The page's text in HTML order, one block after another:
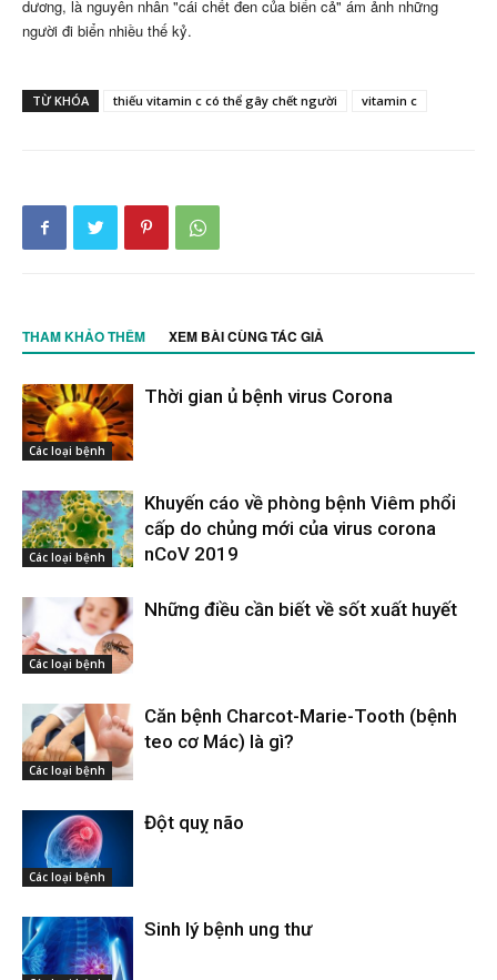
dương, là nguyên nhân "cái chết đen của biển cả" ám ảnh những
người đi biển nhiều thế kỷ.
TỪ KHÓA thiếu vitamin c có thể gây chết người vitamin c
THAM KHẢO THÊM XEM BÀI CÙNG TÁC GIẢ
Các loại bệnh
Thời gian ủ bệnh virus Corona
Các loại bệnh
Khuyến cáo về phòng bệnh Viêm phổi
cấp do chủng mới của virus corona
nCoV 2019
Các loại bệnh
Những điều cần biết về sốt xuất huyết
Các loại bệnh
Căn bệnh Charcot-Marie-Tooth (bệnh
teo cơ Mác) là gì?
Các loại bệnh
Đột quỵ não
Sinh lý bệnh ung thư